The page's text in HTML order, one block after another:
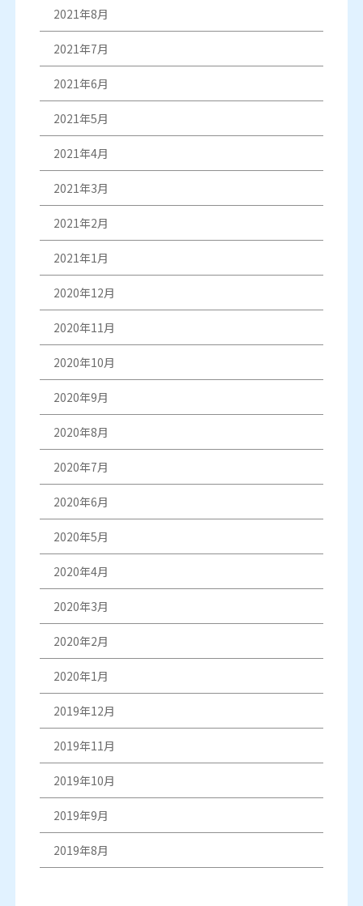
2021年8月
2021年7月
2021年6月
2021年5月
2021年4月
2021年3月
2021年2月
2021年1月
2020年12月
2020年11月
2020年10月
2020年9月
2020年8月
2020年7月
2020年6月
2020年5月
2020年4月
2020年3月
2020年2月
2020年1月
2019年12月
2019年11月
2019年10月
2019年9月
2019年8月